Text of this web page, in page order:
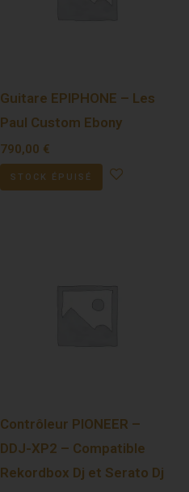
Guitare EPIPHONE – Les
Paul Custom Ebony
790,00 €
STOCK ÉPUISÉ
Contrôleur PIONEER –
DDJ-XP2 – Compatible
Rekordbox Dj et Serato Dj